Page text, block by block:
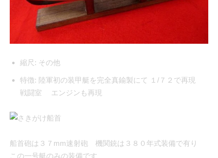
縮尺: その他
特徴: 陸軍初の装甲艇を完全真鍮製にて １/７２で再現
戦闘室 エンジンも再現
船首砲は３７mm速射砲 機関銃は３８０年式装備で有り
この一号艇のみの装備です